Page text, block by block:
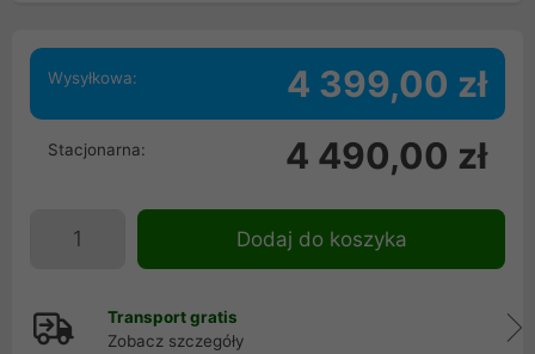
Wysyłkowa: 4 399,00 zł
Stacjonarna: 4 490,00 zł
Dodaj do koszyka
Transport gratis
Zobacz szczegóły